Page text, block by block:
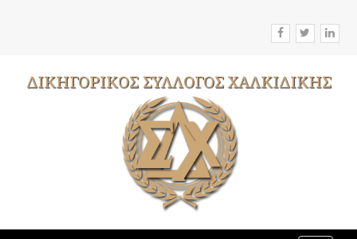
ΔΙΚΗΓΟΡΙΚΟΣ ΣΥΛΛΟΓΟΣΧΑΛΚΙΔΙΚΗΣ